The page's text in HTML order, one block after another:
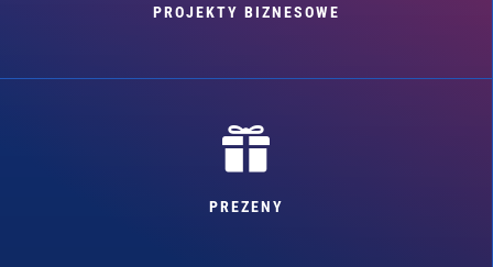
PROJEKTY BIZNESOWE

PREZENY